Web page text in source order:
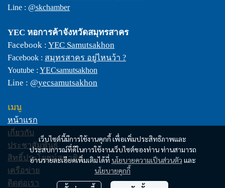
เว็บไซต์นี้มีการใช้งานคุกกี้ เพื่อเพิ่มประสิทธิภาพและ
ประสบการณ์ที่ดีในการใช้งานเว็บไซต์ของท่าน ท่านสามารถ
อ่านรายละเอียดเพิ่มเติมได้ที่ นโยบายความเป็นส่วนตัว และ
นโยบายคุกกี้
Line : @skchamber
YEC หอการค้าจังหวัดสมุทรสาคร
Facebook : YEC Samutsakhon
Facebook : สมุทรสาคร อยู่ไหนว้า ?
Youtube : YECsamutsakhon
Line : @yecsamutsakhon
เมนู
หน้าแรก
เกี่ยวกับ
ประชาสัมพันธ์
สิทธิ์ประโยชน์สมาชิก
เครือข่าย
ติดต่อเรา